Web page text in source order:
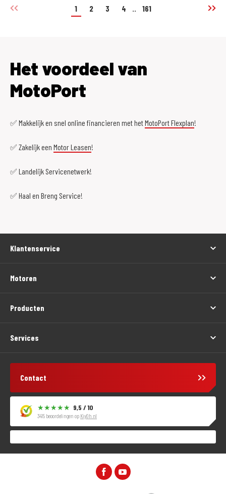
1 2 3 4 .. 161
Het voordeel van
MotoPort
✅ Makkelijk en snel online financieren met hetMotoPort Flexplan!
✅ Zakelijk een Motor Leasen!
✅ Landelijk Servicenetwerk!
✅ Haal en Breng Service!
Klantenservice
Motoren
Producten
Services
Contact
9,5 / 10
3415 beoordelingen op KiyOh.nl